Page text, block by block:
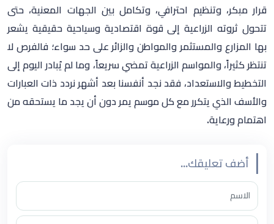
قرار مبكر، وتنظيم احترافي، وتكامل بين الجهات المعنية، حتى
تتحول ثروته الزراعية إلى قوة اقتصادية وسياحية حقيقية يشعر
بها المزارع والمستثمر والمواطن والزائر على حد سواء؛ فالفرص لا
تنتظر كثيراً، والمواسم الزراعية تمضي سريعاً، وما لم يُبادر اليوم إلى
التخطيط والاستعداد، فقد نجد أنفسنا بعد أشهر نردد ذات العبارات
والأسف الذي يتكرر مع كل موسم يمر دون أن يجد ما يستحقه من
اهتمام ورعاية.
أضف تعليقك...